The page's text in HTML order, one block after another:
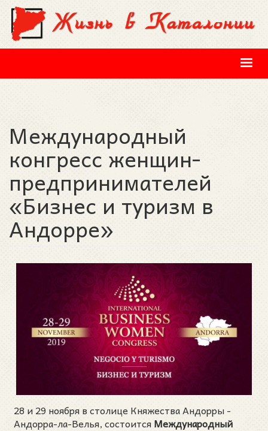
Перейти к основному содержанию
Международный
конгресс женщин-
предпринимателей
«Бизнес и туризм в
Андорре»
28 и 29 ноября в столице Княжества Андорры -
Андорра-ла-Велья, состоитсяМеждународный